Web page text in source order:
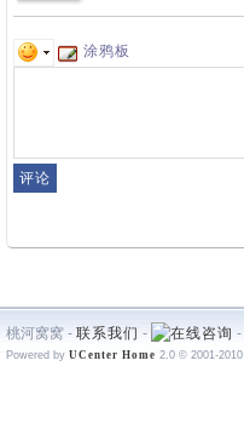
涂鸦板
桃河窝窝 - 联系我们 - -
Powered by UCenter Home 2.0 © 2001-2010